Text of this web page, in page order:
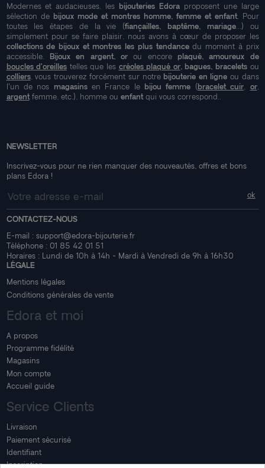
Modernes et audacieuses, les bijouteries Edoraproposent une large
sélection de bijoux mode et montres homme, femme et enfant. Pour
toutes les étapes de la vie (fiançailles, baptême, mariage...) ou
simplement pour se faire plaisir, nous avons à cœur de proposer les
collections de bijoux et montres les plus tendancedu moment à prix
accessible. Bijoux en argent, orou encore plaqué, amoureux de
boucles d'oreilles telles que les créoles plaqué or, bagues, braceletsou
colliers, vous trouverez forcément sur notre bijouterie en ligne ou dans
l'un de nos magasinsen France le bijou femme (bracelet cuir or,
argentfemme, etc.), homme ou enfantqui vous correspond..
NEWSLETTER
Inscrivez-vous pour ne rien manquer des nouveautés, offres et bons
plans Edora !
CONTACTEZ-NOUS
E-mail : support@edora-bijouterie.fr
Téléphone : 01 85 42 01 51
Horaires : Lundi de 10h à 14h - Mardi à Vendredi de 9h à 16h30
LÉGALE
Mentions légales
Conditions générales de vente
Edora et moi
A propos
Programme fidélité
Magasins
Mon compte
Accueil guide
Service Clients
Livraison
Paiement sécurisé
Identifiant
Inscription